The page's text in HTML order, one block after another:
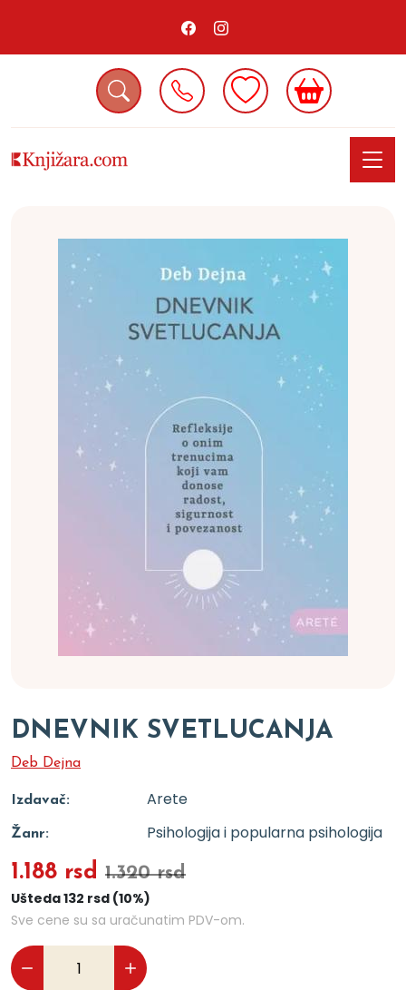
DNEVNIK SVETLUCANJA
Deb Dejna
Izdavač: Arete
Žanr: Psihologija i popularna psihologija
1.188 rsd 1.320 rsd
Ušteda 132 rsd (10%)
Sve cene su sa uračunatim PDV-om.